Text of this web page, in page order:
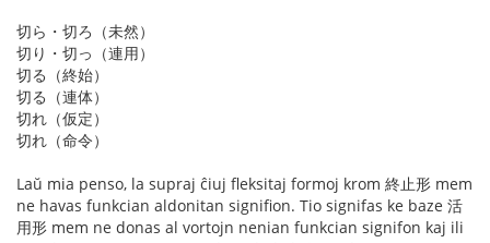
切ら・切ろ（未然）
切り・切っ（連用）
切る（終始）
切る（連体）
切れ（仮定）
切れ（命令）
Laŭ mia penso, la supraj ĉiuj fleksitaj formoj krom 終止形 mem
ne havas funkcian aldonitan signifion. Tio signifas ke baze 活
用形 mem ne donas al vortojn nenian funkcian signifon kaj ili